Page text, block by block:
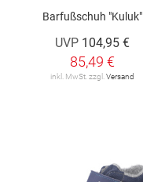
Barfußschuh "Kuluk"
UVP 104,95 €
85,49 €
inkl. MwSt. zzgl. Versand